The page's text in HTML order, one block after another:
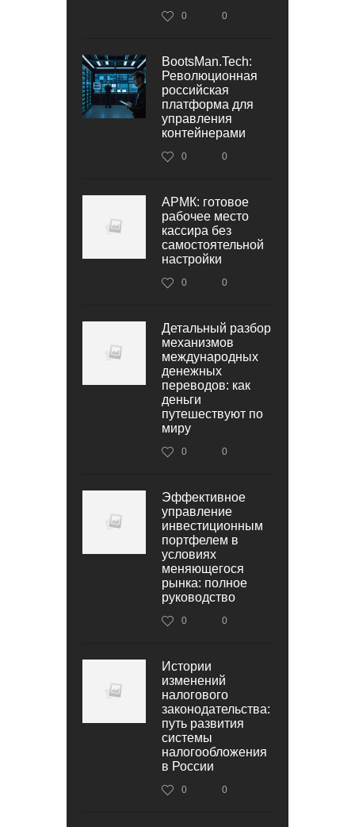
0 0
BootsMan.Tech:
Революционная
российская
платформа для
управления
контейнерами
0 0
АРМК: готовое
рабочее место
кассира без
самостоятельной
настройки
0 0
Детальный разбор
механизмов
международных
денежных
переводов: как
деньги
путешествуют по
миру
0 0
Эффективное
управление
инвестиционным
портфелем в
условиях
меняющегося
рынка: полное
руководство
0 0
Истории
изменений
налогового
законодательства:
путь развития
системы
налогообложения
в России
0 0